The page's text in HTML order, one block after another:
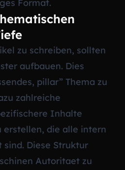
Format.
zu schreiben, sollten
aufbauen. Dies
pillar” Thema zu
zahlreiche
Inhalte
erstellen, die alle intern
Diese Struktur
Autoritaet zu